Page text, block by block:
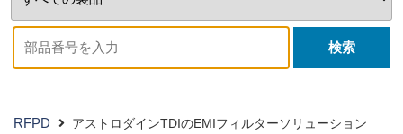
検索
RFPD アストロダインTDIのEMIフィルターソリューション